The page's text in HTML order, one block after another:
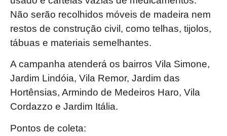
Não serão recolhidos móveis de madeira nem
restos de construção civil, como telhas, tijolos,
tábuas e materiais semelhantes.
A campanha atenderá os bairros Vila Simone,
Jardim Lindóia, Vila Remor, Jardim das
Hortênsias, Armindo de Medeiros Haro, Vila
Cordazzo e Jardim Itália.
Pontos de coleta: